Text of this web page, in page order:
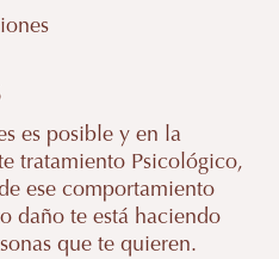
es posible y en la
tratamiento Psicológico,
ese comportamiento
daño te está haciendo
que te quieren.